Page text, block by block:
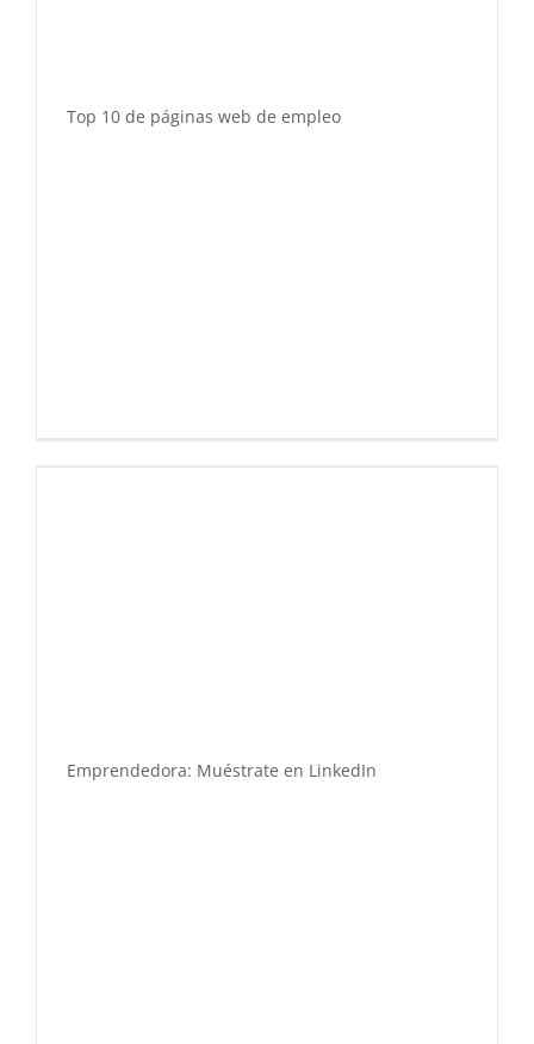
Top 10 de páginas web de empleo
Emprendedora: Muéstrate en LinkedIn